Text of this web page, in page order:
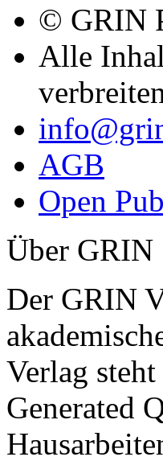
Services
Über uns
Jobs
Presse
Partner +
Impressum
Autoren
Autor
Ihre